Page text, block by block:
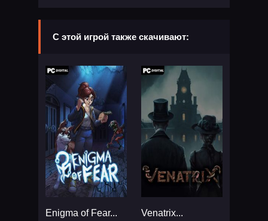
С этой игрой также скачивают:
Enigma of Fear... Venatrix...